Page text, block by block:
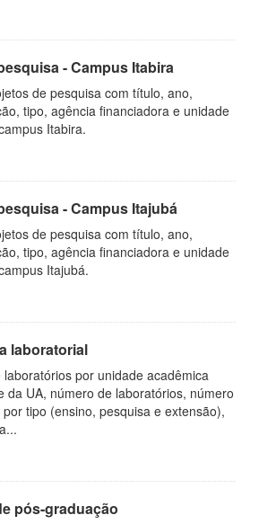
- Campus Itabira
de pesquisa com título, ano,
tipo, agência financiadora e unidade
Itabira.
- Campus Itajubá
de pesquisa com título, ano,
tipo, agência financiadora e unidade
Itajubá.
laboratorial
por unidade acadêmica
da UA, número de laboratórios, número
tipo (ensino, pesquisa e extensão),
pós-graduação